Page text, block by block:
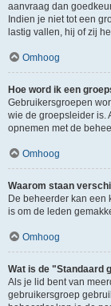
aanvraag dan
Indien je niet tot een
lastig vallen, hij of zij
Omhoog
Hoe word ik een
Gebruikersgroepen
wie de groepsleider is.
opnemen met de
Omhoog
Waarom staan
De beheerder kan
is om de leden
Omhoog
Wat is de "Standaard
Als je lid bent van
gebruikersgroep